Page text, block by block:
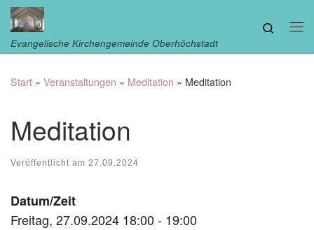
Zum Inhalt springen
Evangelische Kirchengemeinde Oberhöchstadt
Search
Start » Veranstaltungen » Meditation » Meditation
Meditation
Veröffentlicht am 27.09.2024
Datum/Zeit
Freitag, 27.09.2024 18:00 - 19:00